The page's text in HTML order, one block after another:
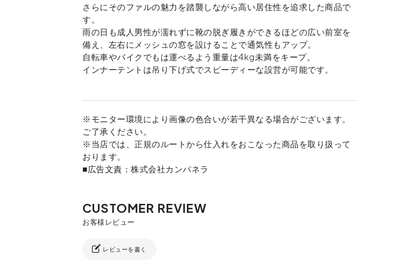
さらにそのファルの魅力を踏襲しながら高い居住性を追求した商品で
す。
雨の日も成人男性が濡れずに靴の脱ぎ履きができるほどの広い前室を
備え、左右にメッシュの窓を設けることで通気性もアップ。
自転車やバイクでもは運べるよう重量は4kg未満をキープ。
インナーテントは吊り下げ式でスピーディーな設営が可能です。
※モニター環境により画像の色合いが若干異なる場合がございます。
ご了承ください。
※当店では、正規のルートから仕入れをおこなった商品を取り扱って
おります。
■広告文責：株式会社カンパネラ
レビューを書く